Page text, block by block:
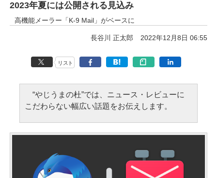
2023年夏には公開される見込み
高機能メーラー「K-9 Mail」がベースに
長谷川 正太郎 2022年12月8日 06:55
リスト
“やじうまの杜”では、ニュース・レビューに
こだわらない幅広い話題をお伝えします。